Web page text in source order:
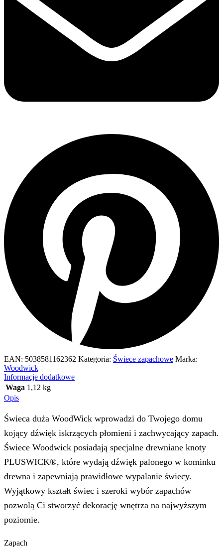
EAN: 5038581162362 Kategoria: Świece zapachowe Marka:
Woodwick
Informacje dodatkowe
Waga 1,12 kg
Opis
Świeca duża WoodWick wprowadzi do Twojego domu
kojący dźwięk iskrzących płomieni i zachwycający zapach.
Świece Woodwick posiadają specjalne drewniane knoty
PLUSWICK®, które wydają dźwięk palonego w kominku
drewna i zapewniają prawidłowe wypalanie świecy.
Wyjątkowy kształt świec i szeroki wybór zapachów
pozwolą Ci stworzyć dekorację wnętrza na najwyższym
poziomie.
Zapach